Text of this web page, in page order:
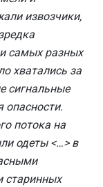
извозчики,
самых разных
хватались за
сигнальные
опасности.
потока на
одеты <…> в
старинных